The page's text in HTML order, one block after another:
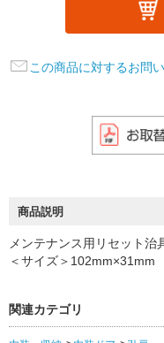
この商品に対するお問
商品説明
メンテナンス用リセット治
＜サイズ＞102mm×31mm
関連カテゴリ